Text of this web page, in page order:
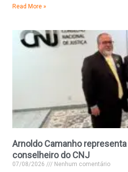
Read More »
Arnoldo Camanho
conselheiro do CNJ
07/08/2026 Nenhum comentário